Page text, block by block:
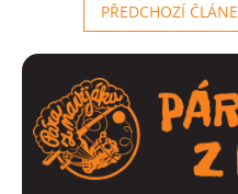
PŘEDCHOZÍ